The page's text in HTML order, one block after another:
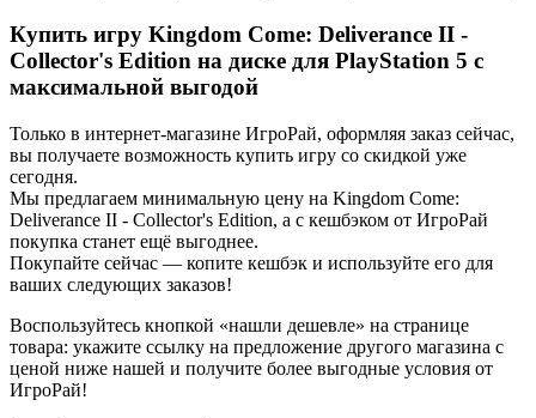
Купить игру Kingdom Come: Deliverance II -
Collector's Edition на диске для PlayStation 5 с
максимальной выгодой
Только в интернет-магазине ИгроРай, оформляя заказ сейчас,
вы получаете возможность купить игру со скидкой уже
сегодня.
Мы предлагаем минимальную цену на Kingdom Come:
Deliverance II - Collector's Edition, а с кешбэком от ИгроРай
покупка станет ещё выгоднее.
Покупайте сейчас — копите кешбэк и используйте его для
ваших следующих заказов!
Воспользуйтесь кнопкой «нашли дешевле» на странице
товара: укажите ссылку на предложение другого магазина с
ценой ниже нашей и получите более выгодные условия от
ИгроРай!